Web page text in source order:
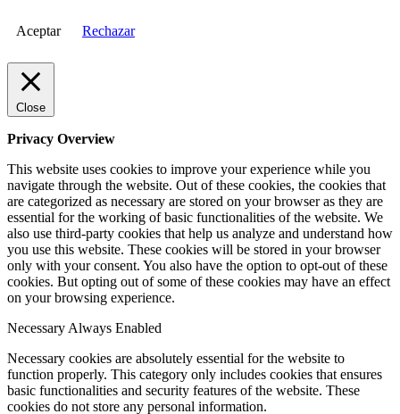
Aceptar Rechazar
Close
Privacy Overview
This website uses cookies to improve your experience while you
navigate through the website. Out of these cookies, the cookies that
are categorized as necessary are stored on your browser as they are
essential for the working of basic functionalities of the website. We
also use third-party cookies that help us analyze and understand how
you use this website. These cookies will be stored in your browser
only with your consent. You also have the option to opt-out of these
cookies. But opting out of some of these cookies may have an effect
on your browsing experience.
Necessary Always Enabled
Necessary cookies are absolutely essential for the website to
function properly. This category only includes cookies that ensures
basic functionalities and security features of the website. These
cookies do not store any personal information.